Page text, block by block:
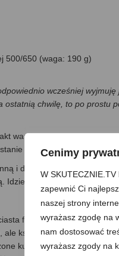
Cenimy
W
zapewnić Ci
naszej strony
wyrażasz zgodę na
nam dostosować
wyrażasz zgody na
500/650 (waga: 190 g)
wcześniej
chwilę, to po prostu
waniliowy i ucieram na w
się puszysta.
i dokładnie mieszam na
Idzie to sprawnie i szybko,
formuję ciasteczka o
kształty mogą być
kulki, podłużne małe